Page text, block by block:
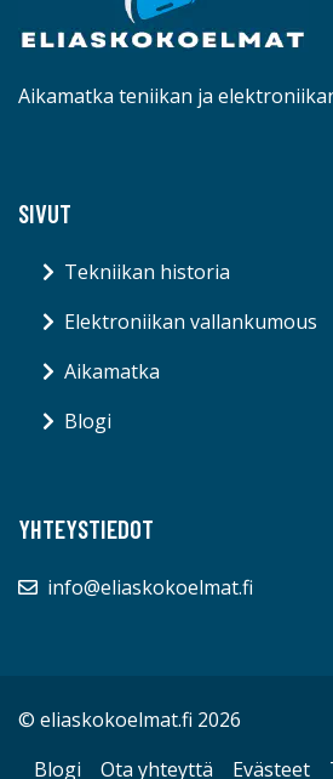
Aikamatka teniikan ja
SIVUT
Tekniikan historia
Elektroniikan vallankumous
Aikamatka
Blogi
YHTEYSTIEDOT
info@eliaskokoelmat.fi
© eliaskokoelmat.fi 2026
Blogi
Ota yhteyttä Evästeet